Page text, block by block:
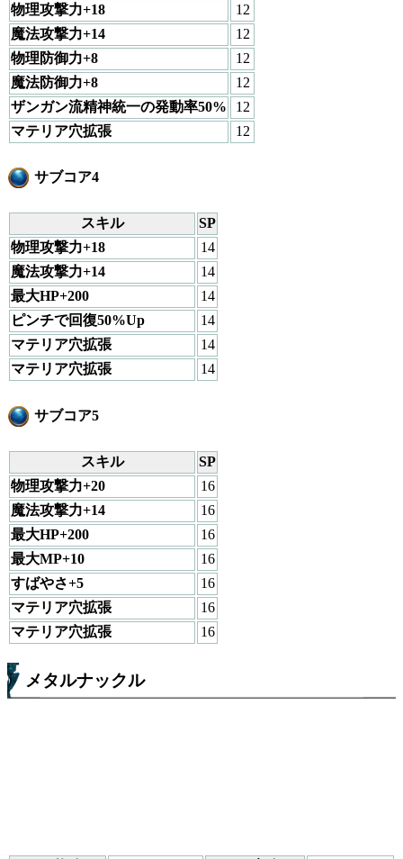
物理攻撃力+18
12
魔法攻撃力+14
12
物理防御力+8
12
魔法防御力+8
12
ザンガン流精神統一の発動率50%
12
マテリア穴拡張
12
サブコア4
スキル
SP
物理攻撃力+18
14
魔法攻撃力+14
14
最大HP+200
14
ピンチで回復50%Up
14
マテリア穴拡張
14
マテリア穴拡張
14
サブコア5
スキル
SP
物理攻撃力+20
16
魔法攻撃力+14
16
最大HP+200
16
最大MP+10
16
すばやさ+5
16
マテリア穴拡張
16
マテリア穴拡張
16
メタルナックル